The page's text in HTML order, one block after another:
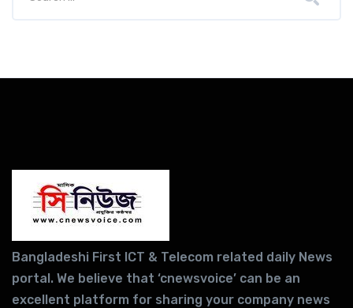
Bangladeshi First ICT & Telecom related daily News
portal. We believe that ‘cnewsvoice’ can be an
excellent platform for sharing your company news